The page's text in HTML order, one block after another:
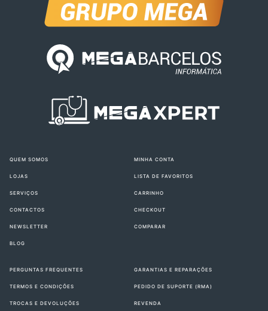
QUEM SOMOS
LOJAS
SERVIÇOS
CONTACTOS
NEWSLETTER
BLOG
MINHA CONTA
LISTA DE FAVORITOS
CARRINHO
CHECKOUT
COMPARAR
PERGUNTAS FREQUENTES
TERMOS E CONDIÇÕES
TROCAS E DEVOLUÇÕES
GARANTIAS E REPARAÇÕES
PEDIDO DE SUPORTE (RMA)
REVENDA